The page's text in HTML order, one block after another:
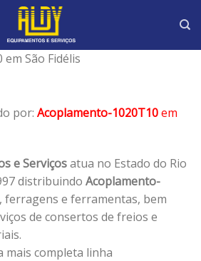
São Fidélis
por: Acoplamento-1020T10em
e Serviçosatua no Estado do Rio
distribuindo Acoplamento-
ferragens e ferramentas, bem
de consertos de freios e
mais completa linha